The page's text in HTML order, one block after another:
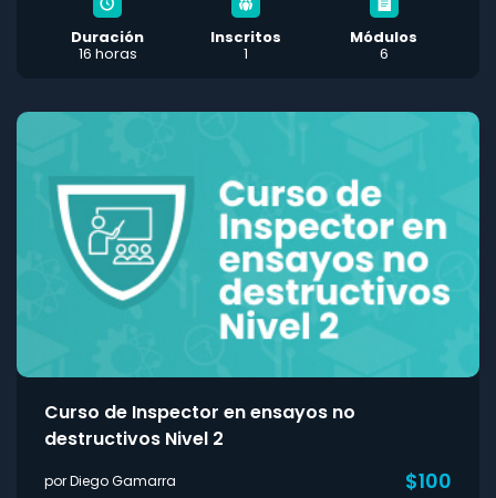
Duración
16 horas
Inscritos
1
Módulos
6
Curso de Inspector en ensayos no
destructivos Nivel 2
por Diego Gamarra $100